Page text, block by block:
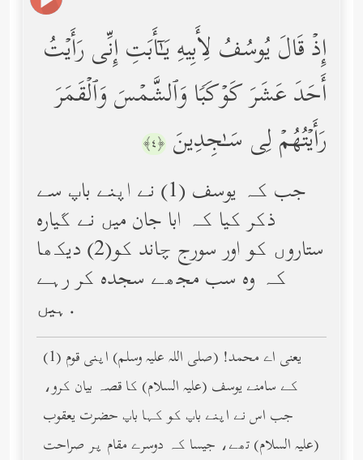
إِذۡ قَالَ یُوسُفُ لِأَبِیهِ یَـٰۤأَبَتِ إِنِّی رَأَیۡتُ
أَحَدَ عَشَرَ كَوۡكَبࣰا وَٱلشَّمۡسَ وَٱلۡقَمَرَ
رَأَیۡتُهُمۡ لِی سَـٰجِدِینَ ﴿٤﴾
جب کہ یوسف (1) نے اپنے باپ سے
ذکر کیا کہ ابا جان میں نے گیاره
ستاروں کو اور سورج چاند کو(2) دیکھا
کہ وه سب مجھے سجده کر رہے
ہیں.
(1) یعنی اے محمد! (صلى الله عليه وسلم) اپنی قوم
کے سامنے یوسف (عليه السلام) کا قصہ بیان کرو،
جب اس نے اپنے باپ کو کہا باپ حضرت یعقوب
(عليه السلام) تھے، جیسا کہ دوسرے مقام پر صراحت